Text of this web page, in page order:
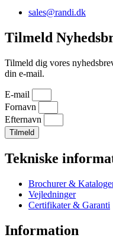
sales@randi.dk
Tilmeld
Tilmeld dig vores
din e-mail.
E-mail
Fornavn
Efternavn
Tilmeld
Tekniske
Brochurer &
Vejledninger
Certifikater & Garanti
Information